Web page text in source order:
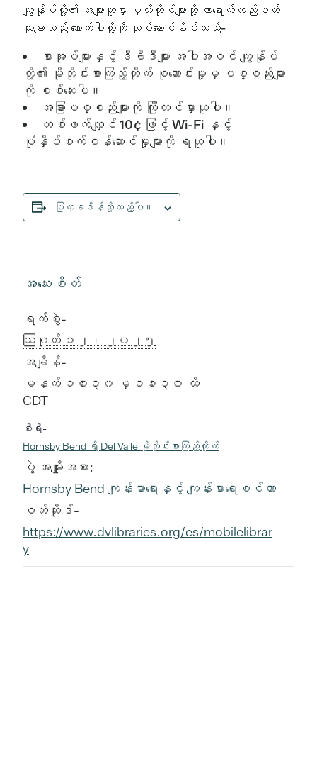
ကျွန်ုပ်တို့၏ အများသူငှာ မှတ်တိုင်များသို့ လာရောက်လည်ပတ်
သူများသည် အောက်ပါတို့ကို လုပ်ဆောင်နိုင်သည်-
စာအုပ်များနှင့် ဒီဗီဒီများ အပါအဝင် ကျွန်ုပ်
တို့၏ မိုဘိုင်းစာကြည့်တိုက် စုဆောင်းမှုမှ ပစ္စည်းများ
ကို စစ်ဆေးပါ။
အခြားပစ္စည်းများကို ကြိုတင်မှာယူပါ။
တစ်ဖက်လျှင် 10¢ ဖြင့် Wi-Fi နှင့်
ပုံနှိပ်စက်ဝန်ဆောင်မှုများကို ရယူပါ။
ပြက္ခဒိန်သို့ထည့်ပါ။
အသေးစိတ်
ရက်စွဲ-
ဩဂုတ် ၁၂၊ ၂၀၂၅
အချိန်-
မနက် ၁၀း၃၀ မှ ၁၁း၃၀ ထိ
CDT
စီးရီး-
Hornsby Bend ရှိ Del Valle မိုဘိုင်းစာကြည့်တိုက်
ပွဲ အမျိုးအစား:
Hornsby Bend ကျန်းမာရေးနှင့် ကျန်းမာရေးစင်တာ
ဝဘ်ဆိုဒ်-
https://www.dvlibraries.org/es/mobilelibrar
y